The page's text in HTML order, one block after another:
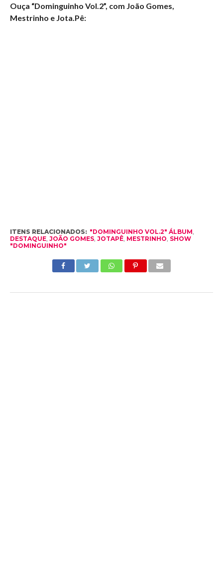
Ouça “Dominguinho Vol.2”, com João Gomes,
Mestrinho e Jota.Pê:
ITENS RELACIONADOS: "DOMINGUINHO VOL.2" ÁLBUM
DESTAQUE, JOÃO GOMES, JOTAPÊ, MESTRINHO SHOW
"DOMINGUINHO"